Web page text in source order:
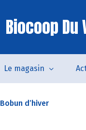
Biocoop Du
Le magasin
Bobun d’hiver